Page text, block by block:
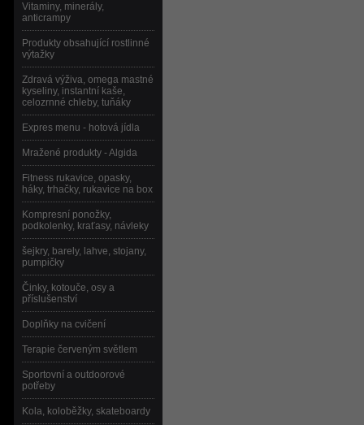
Vitaminy, minerály,
anticrampy
Produkty obsahující rostlinné
výtažky
Zdravá výživa, omega mastné
kyseliny, instantní kaše,
celozrnné chleby, tuňáky
Expres menu - hotová jídla
Mražené produkty - Algida
Fitness rukavice, opasky,
háky, trhačky, rukavice na box
Kompresní ponožky,
podkolenky, kraťasy, návleky
šejkry, barely, lahve, stojany,
pumpičky
Činky, kotouče, osy a
příslušenství
Doplňky na cvičení
Terapie červeným světlem
Sportovní a outdoorové
potřeby
Kola, koloběžky, skateboardy